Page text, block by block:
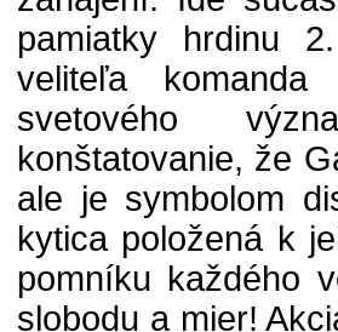
pamiatky hrdinu
veliteľa
svetového
konštatovanie, že
ale je symbolom
kytica položená k
pomníku každého
slobodu a mier!